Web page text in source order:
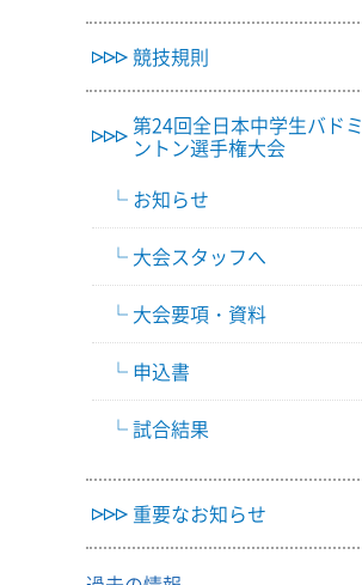
競技規則
第24回全日本中学生バドミ
ントン選手権大会
お知らせ
大会スタッフへ
大会要項・資料
申込書
試合結果
重要なお知らせ